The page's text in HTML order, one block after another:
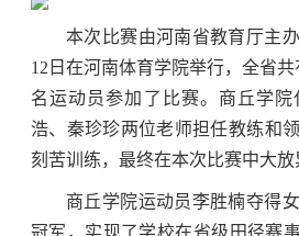
本次比赛由河南省教育厅主
12日在河南体育学院举行，全省共
名运动员参加了比赛。商丘学
浩、秦珍珍两位老师担任教练和
刻苦训练，最终在本次比赛中大放
商丘学院运动员李胜楠夺得
冠军，实现了学校在省级田径赛